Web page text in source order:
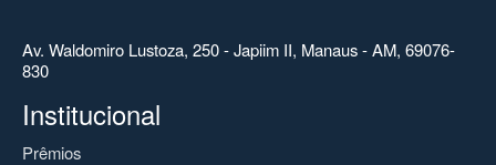
Av. Waldomiro Lustoza, 250 - Japiim II, Manaus - AM, 69076-
830
Institucional
Prêmios